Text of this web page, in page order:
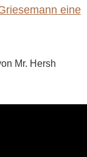
eine
Mr. Hersh